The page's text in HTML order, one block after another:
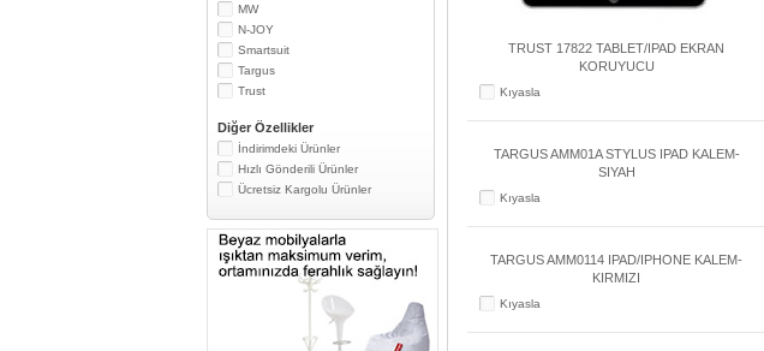
MW
N-JOY
Smartsuit
Targus
Trust
Diğer Özellikler
İndirimdeki Ürünler
Hızlı Gönderili Ürünler
Ücretsiz Kargolu Ürünler
TRUST 17822 TABLET/IPAD EKRAN
KORUYUCU
Kıyasla
TARGUS AMM01A STYLUS IPAD KALEM-
SIYAH
Kıyasla
TARGUS AMM0114 IPAD/IPHONE KALEM-
KIRMIZI
Kıyasla